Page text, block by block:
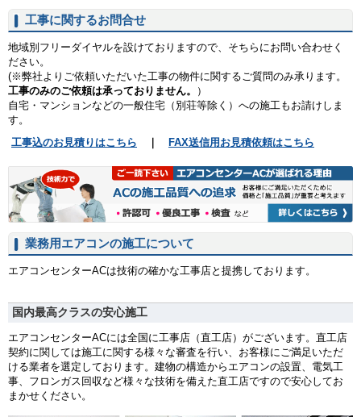
工事に関するお問合せ
地域別フリーダイヤルを設けておりますので、そちらにお問い合わせく
ださい。
(※弊社よりご依頼いただいた工事の物件に関するご質問のみ承ります。
工事のみのご依頼は承っておりません。
）
自宅・マンションなどの一般住宅（別荘等除く）への施工もお請けしま
す。
工事込のお見積りはこちら ｜ FAX送信用お見積依頼はこちら
業務用エアコンの施工について
エアコンセンターACは技術の確かな工事店と提携しております。
国内最高クラスの安心施工
エアコンセンターACには全国に工事店（直工店）がございます。直工店
契約に関しては施工に関する様々な審査を行い、お客様にご満足いただ
ける業者を選定しております。建物の構造からエアコンの設置、電気工
事、フロンガス回収など様々な技術を備えた直工店ですので安心してお
まかせください。